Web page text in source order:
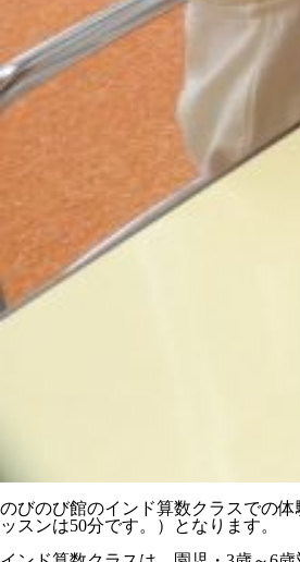
のびのび館のインド算数クラスでの
ッスンは50分です。）となります。